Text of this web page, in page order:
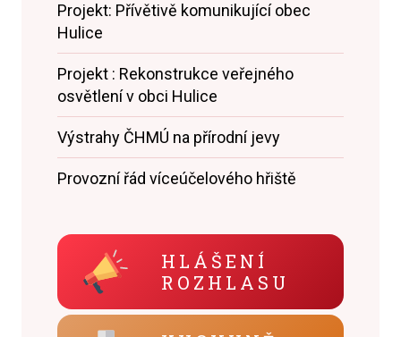
Projekt: Přívětivě komunikující obec
Hulice
Projekt : Rekonstrukce veřejného
osvětlení v obci Hulice
Výstrahy ČHMÚ na přírodní jevy
Provozní řád víceúčelového hřiště
HLÁŠENÍ
ROZHLASU